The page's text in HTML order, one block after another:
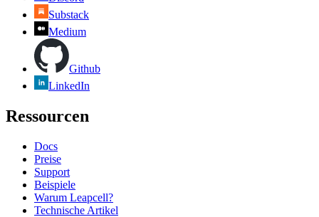
Substack
Medium
Github
LinkedIn
Ressourcen
Docs
Preise
Support
Beispiele
Warum Leapcell?
Technische Artikel